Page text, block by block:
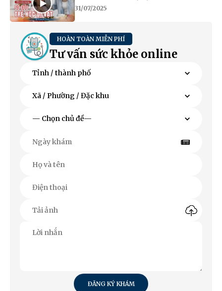
31/07/2025
HOÀN TOÀN MIỄN PHÍ
Tư vấn sức khỏe online
ĐĂNG KÝ KHÁM